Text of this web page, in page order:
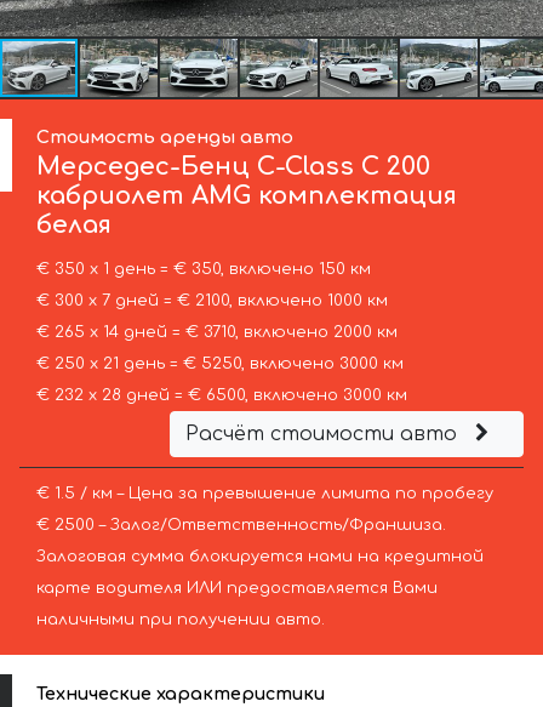
Стоимость аренды авто
Мерседес-Бенц C-Class C 200
кабриолет AMG комплектация
белая
€ 350 х 1 день = € 350, включено 150 км
€ 300 х 7 дней = € 2100, включено 1000 км
€ 265 х 14 дней = € 3710, включено 2000 км
€ 250 х 21 день = € 5250, включено 3000 км
€ 232 х 28 дней = € 6500, включено 3000 км
Расчёт стоимости авто
€ 1.5 / км – Цена за превышение лимита по пробегу
€ 2500 – Залог/Ответственность/Франшиза.
Залоговая сумма блокируется нами на кредитной
карте водителя ИЛИ предоставляется Вами
наличными при получении авто.
Технические характеристики